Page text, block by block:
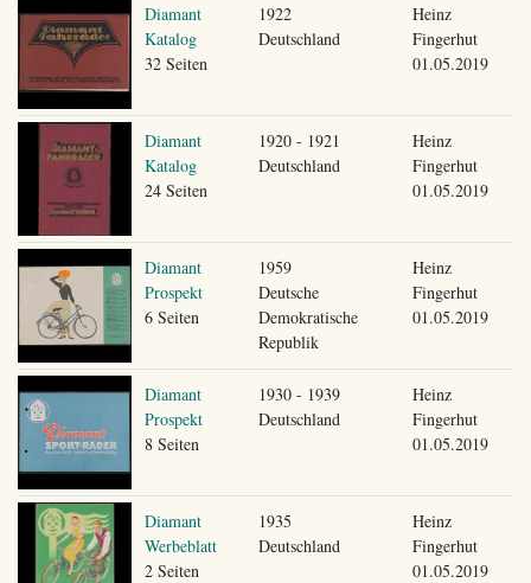
Diamant
Katalog
32 Seiten
1922
Deutschland
Heinz
Fingerhut
01.05.2019
Diamant
Katalog
24 Seiten
1920 - 1921
Deutschland
Heinz
Fingerhut
01.05.2019
Diamant
Prospekt
6 Seiten
1959
Deutsche
Demokratische
Republik
Heinz
Fingerhut
01.05.2019
Diamant
Prospekt
8 Seiten
1930 - 1939
Deutschland
Heinz
Fingerhut
01.05.2019
Diamant
Werbeblatt
2 Seiten
1935
Deutschland
Heinz
Fingerhut
01.05.2019